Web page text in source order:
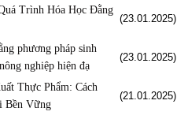
Trình Hóa Học Đằng
(23.01.2025)
phương pháp sinh
nghiệp hiện đạ
(23.01.2025)
Thực Phẩm: Cách
Bền Vững
(21.01.2025)